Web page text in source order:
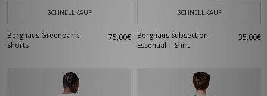
SCHNELLKAUF
Berghaus Greenbank
Shorts
75,00€
SCHNELLKAUF
Berghaus Subsection
Essential T-Shirt
35,00€